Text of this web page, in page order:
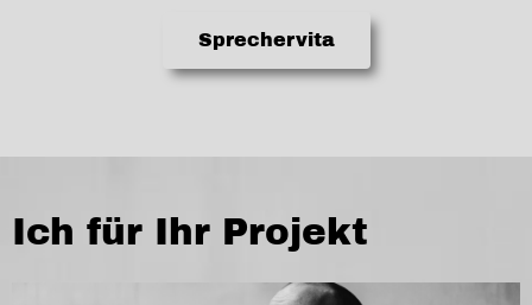
Sprechervita
Ich für Ihr Projekt